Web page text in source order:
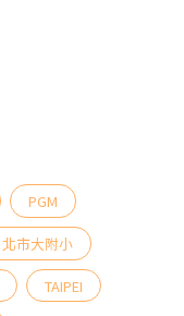
PGM
北市大附小
TAIPEI